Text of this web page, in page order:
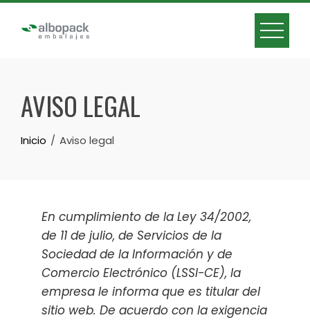
AVISO LEGAL
Inicio Aviso legal
En cumplimiento de la Ley 34/2002,
de 11 de julio, de Servicios de la
Sociedad de la Información y de
Comercio Electrónico (LSSI-CE), la
empresa le informa que es titular del
sitio web. De acuerdo con la exigencia